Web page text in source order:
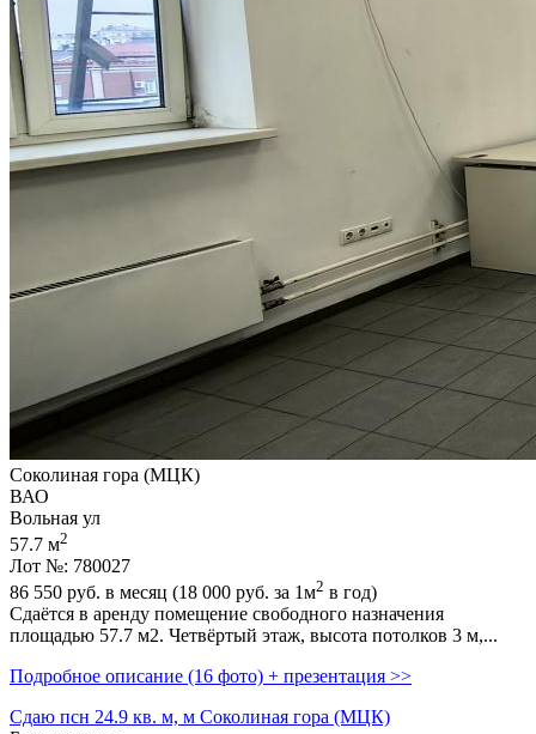
Соколиная гора (МЦК)
ВАО
Вольная ул
57.7 м2
Лот №: 780027
86 550 руб. в месяц (18 000 руб. за 1м2 в год)
Сдаётся в аренду помещение свободного назначения
площадью 57.7 м2. Четвёртый этаж,­ высота потолков 3 м,­...
Подробное описание (16 фото) + презентация >>
Сдаю псн 24.9 кв. м, м Соколиная гора (МЦК)